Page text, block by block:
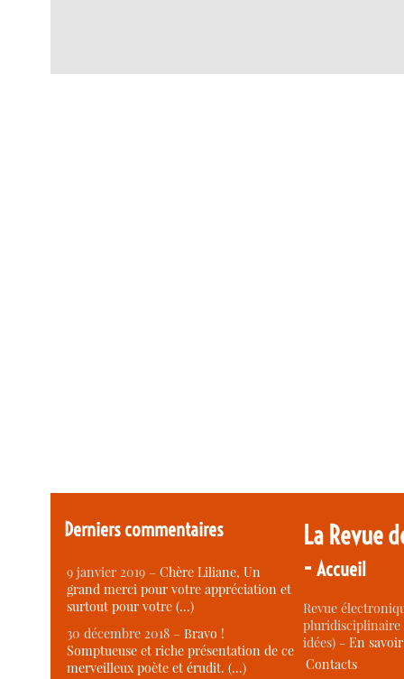
Derniers commentaires
9 janvier 2019 –Chère Liliane, Un
grand merci pour votre appréciation et
surtout pour votre (…)
30 décembre 2018 –Bravo !
Somptueuse et riche présentation de ce
merveilleux poète et érudit. (…)
La Revue
-Accueil
Revue
idées) -En
Contacts